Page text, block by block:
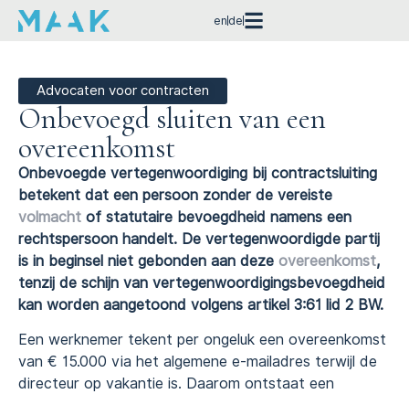
en de
Advocaten voor contracten
Onbevoegd sluiten van een
overeenkomst
Onbevoegde vertegenwoordiging bij contractsluiting
betekent dat een persoon zonder de vereiste
volmacht of statutaire bevoegdheid namens een
rechtspersoon handelt. De vertegenwoordigde partij
is in beginsel niet gebonden aan deze overeenkomst,
tenzij de schijn van vertegenwoordigingsbevoegdheid
kan worden aangetoond volgens artikel 3:61 lid 2 BW.
Een werknemer tekent per ongeluk een overeenkomst
van € 15.000 via het algemene e-mailadres terwijl de
directeur op vakantie is. Daarom ontstaat een